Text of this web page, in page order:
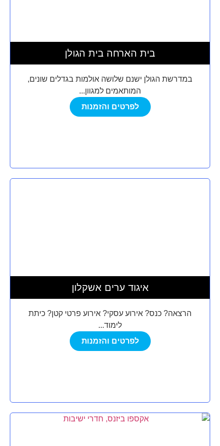
בית הארחה בית הגולן
במדרשת הגולן ישנם שלושה אולמות בגדלים שונים,
המותאמים למגוון...
לפרטים והזמנות
איגוד ערים אשקלון
הרצאה? כנס? אירוע עסקי? אירוע פרטי קטן? כיתת
לימוד...
לפרטים והזמנות